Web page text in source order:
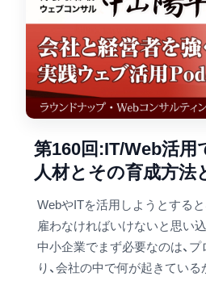
第160回:IT/Web活用
人材とその育成方法
WebやITを活用しようとする
雇わなければいけないと思い込
中小企業でまず必要なのは、
り、会社の中で何が起きてい